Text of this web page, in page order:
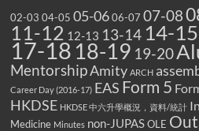
02-03 04-05 05-06 06-07 07-08
11-12 12-13 13-14 14-15
17-18 18-19 19-20
MentorshipAmity ARCH
Career Day (2016-17) EAS Form 5
HKDSE HKDSE 中六升學概況，資料/統計
Medicine Minutes non-JUPAS OLE